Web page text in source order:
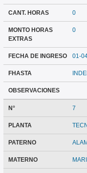
CANT. HORAS 0
MONTO HORAS
EXTRAS
0
FECHA DE INGRESO 01-
FHASTA
OBSERVACIONES
N° 7
PLANTA
PATERNO
MATERNO